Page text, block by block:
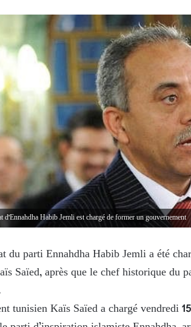
d'Ennahdha Habib Jemli est chargé de former un gouvernement
du parti Ennahdha Habib Jemli a été
Saïed, après que le chef historique du
tunisien Kaïs Saïed a chargé vendredi